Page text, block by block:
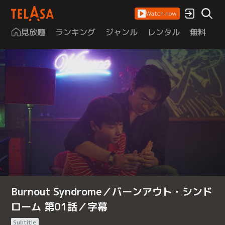
Watch now
見放題 ランキング ジャンル レンタル 無料
Burnout Syndrome／バーンアウト・シンド
ローム 第01話／字幕
Subtitle